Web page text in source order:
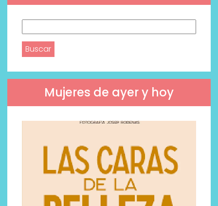
Mujeres de ayer y hoy